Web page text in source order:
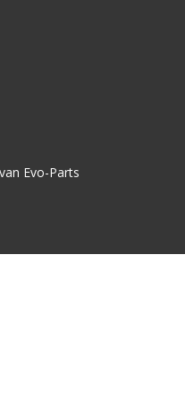
Evo-Parts